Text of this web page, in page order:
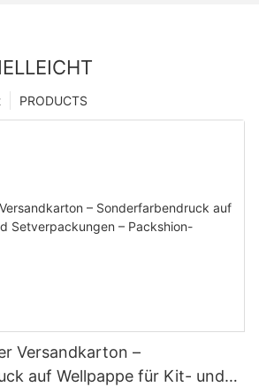
PRODUCTS
Versandkarton –
auf Wellpappe für Kit- und